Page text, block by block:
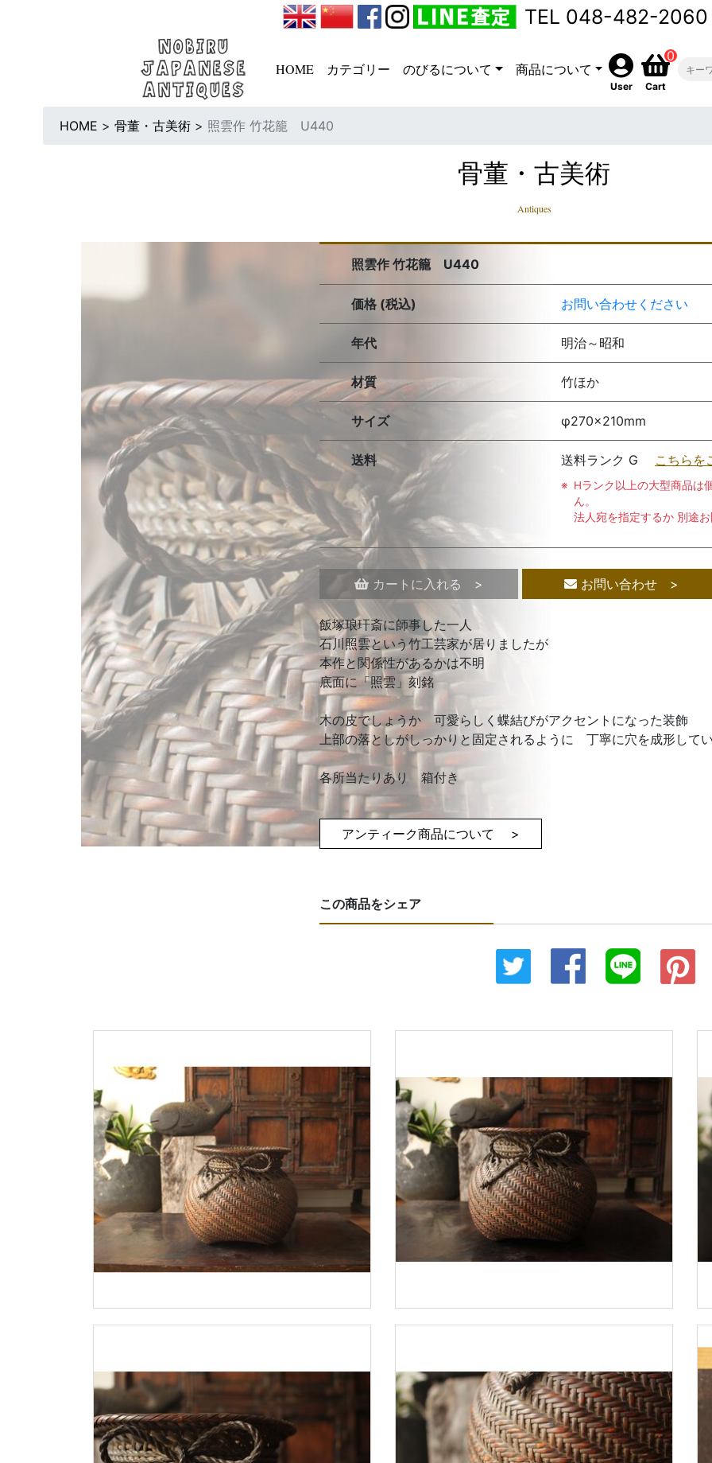
TEL 048-482-2060
HOME カテゴリー のびるについて 商品について
User
0
Cart
HOME > 骨董・古美術 > 照雲作 竹花籠 U440
骨董・古美術
Antiques
照雲作 竹花籠 U440
価格 (税込) お問い合わせください
年代 明治～昭和
材質 竹ほか
サイズ φ270×210mm
送料 送料ランク G こちらを
Hランク以上の大型商品は
ん。
法人宛を指定するか 別途
カートに入れる > お問い合わせ >
飯塚琅玕斎に師事した一人
石川照雲という竹工芸家が居りましたが
本作と関係性があるかは不明
底面に「照雲」刻銘
木の皮でしょうか 可愛らしく蝶結びがアクセントになった装飾
上部の落としがしっかりと固定されるように 丁寧に穴を成形して
各所当たりあり 箱付き
アンティーク商品について >
この商品をシェア